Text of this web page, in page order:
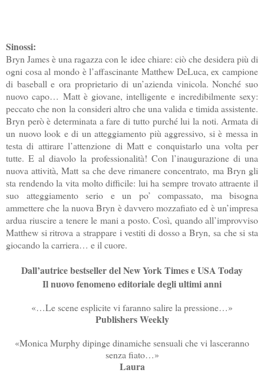
Sinossi:
Bryn James è una ragazza con le idee chiare: ciò che desidera più di
ogni cosa al mondo è l’affascinante Matthew DeLuca, ex campione
di baseball e ora proprietario di un’azienda vinicola. Nonché suo
nuovo capo… Matt è giovane, intelligente e incredibilmente sexy:
peccato che non la consideri altro che una valida e timida assistente.
Bryn però è determinata a fare di tutto purché lui la noti. Armata di
un nuovo look e di un atteggiamento più aggressivo, si è messa in
testa di attirare l’attenzione di Matt e conquistarlo una volta per
tutte. E al diavolo la professionalità! Con l’inaugurazione di una
nuova attività, Matt sa che deve rimanere concentrato, ma Bryn gli
sta rendendo la vita molto difficile: lui ha sempre trovato attraente il
suo atteggiamento serio e un po’ compassato, ma bisogna
ammettere che la nuova Bryn è davvero mozzafiato ed è un’impresa
ardua riuscire a tenere le mani a posto. Così, quando all’improvviso
Matthew si ritrova a strappare i vestiti di dosso a Bryn, sa che si sta
giocando la carriera… e il cuore.
Dall’autrice bestseller del New York Times e USA Today
Il nuovo fenomeno editoriale degli ultimi anni
«…Le scene esplicite vi faranno salire la pressione…»
Publishers Weekly
«Monica Murphy dipinge dinamiche sensuali che vi lasceranno
senza fiato…»
Laura